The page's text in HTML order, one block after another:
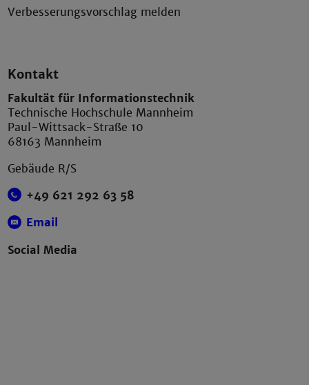
Verbesserungsvorschlag melden
Kontakt
Fakultät für Informationstechnik
Technische Hochschule Mannheim
Paul-Wittsack-Straße 10
68163 Mannheim
Gebäude R/S
+49 621 292 63 58
Email
Social Media